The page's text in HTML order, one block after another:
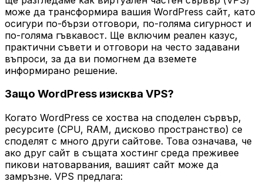
може да трансформира вашия WordPress сайт, като
осигури по-бързи отговори, по-голяма сигурност и
по-голяма гъвкавост. Ще включим реален казус,
практични съвети и отговори на често задавани
въпроси, за да ви помогнем да вземете
информирано решение.
Защо WordPress изисква VPS?
Когато WordPress се хоства на споделен сървър,
ресурсите (CPU, RAM, дисково пространство) се
споделят с много други сайтове. Това означава, че
ако друг сайт в същата хостинг среда преживее
пикови натоварвания, вашият сайт може да
замръзне. VPS предлага: